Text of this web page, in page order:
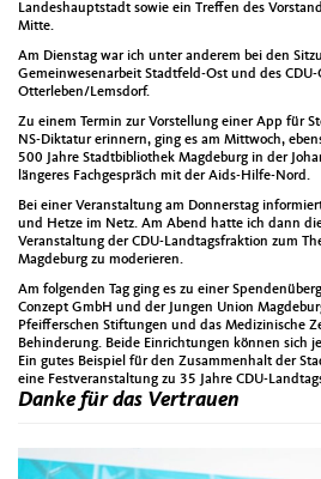
Landeshauptstadt sowie ein Treffen des
Mitte.
Am Dienstag war ich unter anderem bei den
Gemeinwesenarbeit Stadtfeld-Ost und des CDU-
Otterleben/Lemsdorf.
Zu einem Termin zur Vorstellung einer App für
NS-Diktatur erinnern, ging es am Mittwoch,
500 Jahre Stadtbibliothek Magdeburg in der
längeres Fachgespräch mit der Aids-Hilfe-Nord.
Bei einer Veranstaltung am Donnerstag
und Hetze im Netz. Am Abend hatte ich dann
Veranstaltung der CDU-Landtagsfraktion zum
Magdeburg zu moderieren.
Am folgenden Tag ging es zu einer
Conzept GmbH und der Jungen Union
Pfeifferschen Stiftungen und das Medizinische
Behinderung. Beide Einrichtungen können sich
Ein gutes Beispiel für den Zusammenhalt der
eine Festveranstaltung zu 35 Jahre CDU-
Danke für das Vertrauen